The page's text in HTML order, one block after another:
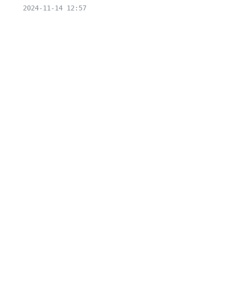
2024-11-14 12:57